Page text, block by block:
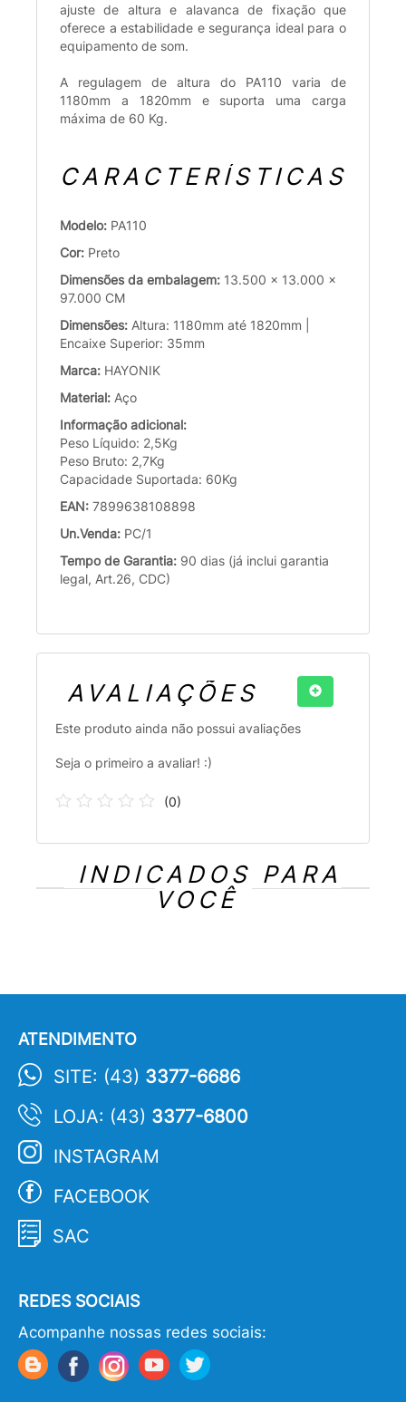
ajuste de altura e alavanca de fixação que
oferece a estabilidade e segurança ideal para o
equipamento de som.
A regulagem de altura do PA110 varia de
1180mm a 1820mm e suporta uma carga
máxima de 60 Kg.
CARACTERÍSTICAS
Modelo: PA110
Cor: Preto
Dimensões da embalagem: 13.500 x 13.000 x
97.000 CM
Dimensões: Altura: 1180mm até 1820mm |
Encaixe Superior: 35mm
Marca: HAYONIK
Material: Aço
Informação adicional:
Peso Líquido: 2,5Kg
Peso Bruto: 2,7Kg
Capacidade Suportada: 60Kg
EAN: 7899638108898
Un.Venda: PC/1
Tempo de Garantia: 90 dias (já inclui garantia
legal, Art.26, CDC)
AVALIAÇÕES
Este produto ainda não possui avaliações
Seja o primeiro a avaliar! :)
(0)
INDICADOS PARA
VOCÊ
ATENDIMENTO
SITE: (43) 3377-6686
LOJA: (43) 3377-6800
INSTAGRAM
FACEBOOK
SAC
REDES SOCIAIS
Acompanhe nossas redes sociais: